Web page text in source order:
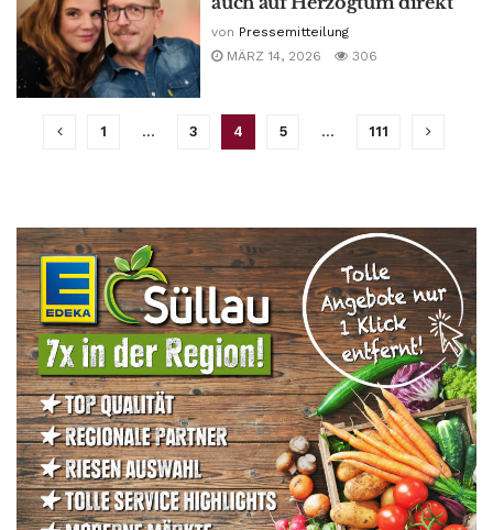
von Pressemitteilung
MÄRZ 14, 2026
306
1 … 3 4 5 … 111